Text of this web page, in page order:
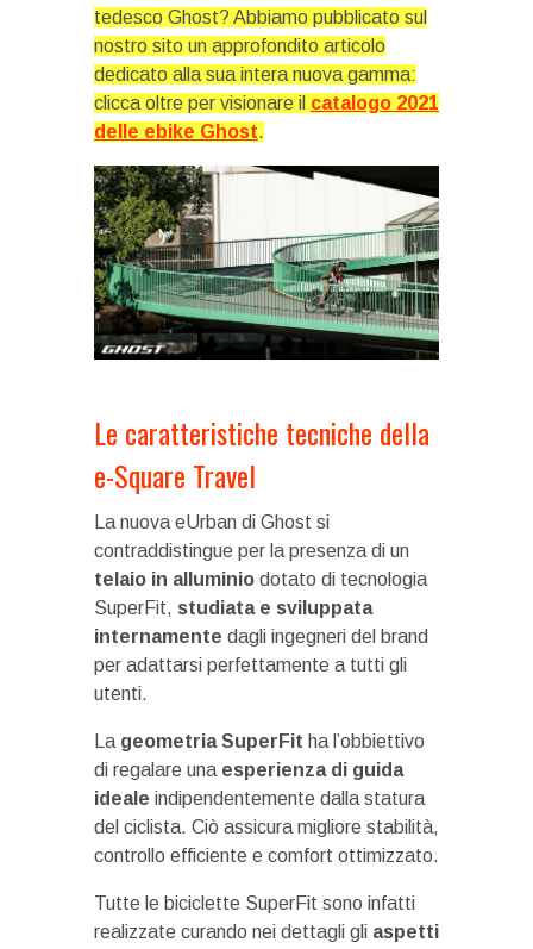
tedesco Ghost? Abbiamo pubblicato sul
nostro sito un approfondito articolo
dedicato alla sua intera nuova gamma:
clicca oltre per visionare il catalogo 2021
delle ebike Ghost.
Le caratteristiche tecniche della
e-Square Travel
La nuova eUrban di Ghost si
contraddistingue per la presenza di un
telaio in alluminio dotato di tecnologia
SuperFit, studiata e sviluppata
internamente dagli ingegneri del brand
per adattarsi perfettamente a tutti gli
utenti.
La geometria SuperFit ha l’obbiettivo
di regalare una esperienza di guida
ideale indipendentemente dalla statura
del ciclista. Ciò assicura migliore stabilità,
controllo efficiente e comfort ottimizzato.
Tutte le biciclette SuperFit sono infatti
realizzate curando nei dettagli gli aspetti